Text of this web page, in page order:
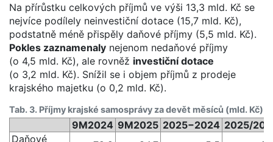
Na přírůstku celkových příjmů ve výši 13,3 mld. Kč se
nejvíce podílely neinvestiční dotace (15,7 mld. Kč),
podstatně méně přispěly daňové příjmy (5,5 mld. Kč).
Pokles zaznamenaly nejenom nedaňové příjmy
(o 4,5 mld. Kč), ale rovněž investiční dotace
(o 3,2 mld. Kč). Snížil se i objem příjmů z prodeje
krajského majetku (o 0,2 mld. Kč).
Tab. 3. Příjmy krajské samosprávy za devět měsíců (mld. Kč)
9M2024 9M2025 2025−2024 2025/
Daňové